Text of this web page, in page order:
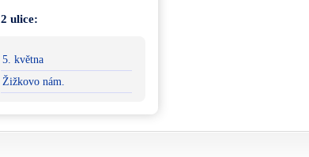
2 ulice:
5. května
Žižkovo nám.